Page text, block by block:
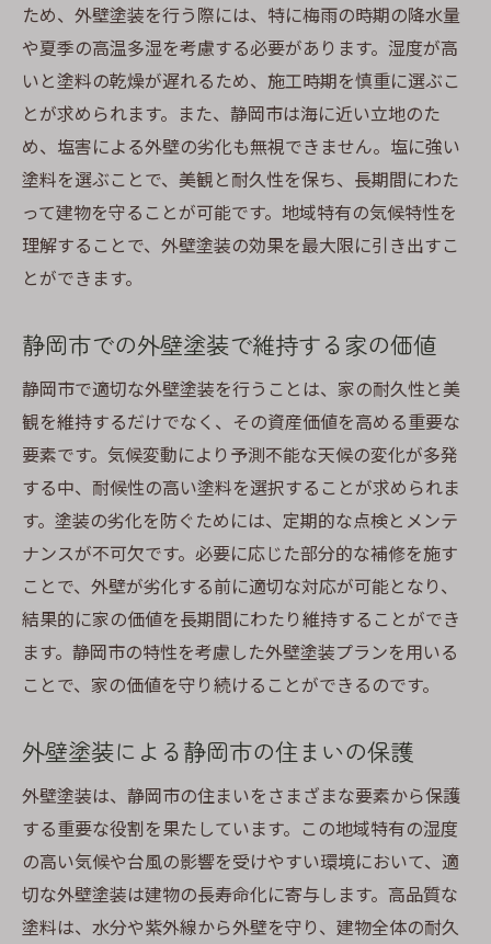
塗装下地の重要性と静岡市での実践方法
静岡市の気候に適した外壁メンテナンス法
温暖な静岡市での塗装施工のポイント
静岡市での外壁塗装における最新技術
外壁塗装で静岡市の家を美しく保つメンテナン
スの秘訣
静岡市での外壁塗装後の定期メンテナンス
の重要性
方法
静岡市での外壁汚れを防ぐクリーニングテ
クニック
静岡市の気候に合った外壁の保護法
静岡市の外壁塗装メンテナンス費用の節約
術
静岡市での外壁劣化を防ぐチェックポイン
ト
静岡市で外壁塗装を成功させるためのステップ
バイステップガイド
静岡市での外壁塗装準備のためのヒント
バイス
静岡市での塗装前チェックリストの作成
静岡市での外壁塗装施工中に気をつけるポ
イント
静岡市での外壁塗装完了後の確認事項
ため、外壁塗装を行う際には、特に梅雨の時期の降水量
や夏季の高温多湿を考慮する必要があります。湿度が高
いと塗料の乾燥が遅れるため、施工時期を慎重に選ぶこ
とが求められます。また、静岡市は海に近い立地のた
め、塩害による外壁の劣化も無視できません。塩に強い
塗料を選ぶことで、美観と耐久性を保ち、長期間にわた
って建物を守ることが可能です。地域特有の気候特性を
理解することで、外壁塗装の効果を最大限に引き出すこ
とができます。
静岡市での外壁塗装で維持する家の価値
静岡市で適切な外壁塗装を行うことは、家の耐久性と美
観を維持するだけでなく、その資産価値を高める重要な
要素です。気候変動により予測不能な天候の変化が多発
する中、耐候性の高い塗料を選択することが求められま
す。塗装の劣化を防ぐためには、定期的な点検とメンテ
ナンスが不可欠です。必要に応じた部分的な補修を施す
ことで、外壁が劣化する前に適切な対応が可能となり、
結果的に家の価値を長期間にわたり維持することができ
ます。静岡市の特性を考慮した外壁塗装プランを用いる
ことで、家の価値を守り続けることができるのです。
外壁塗装による静岡市の住まいの保護
外壁塗装は、静岡市の住まいをさまざまな要素から保護
する重要な役割を果たしています。この地域特有の湿度
の高い気候や台風の影響を受けやすい環境において、適
切な外壁塗装は建物の長寿命化に寄与します。高品質な
塗料は、水分や紫外線から外壁を守り、建物全体の耐久